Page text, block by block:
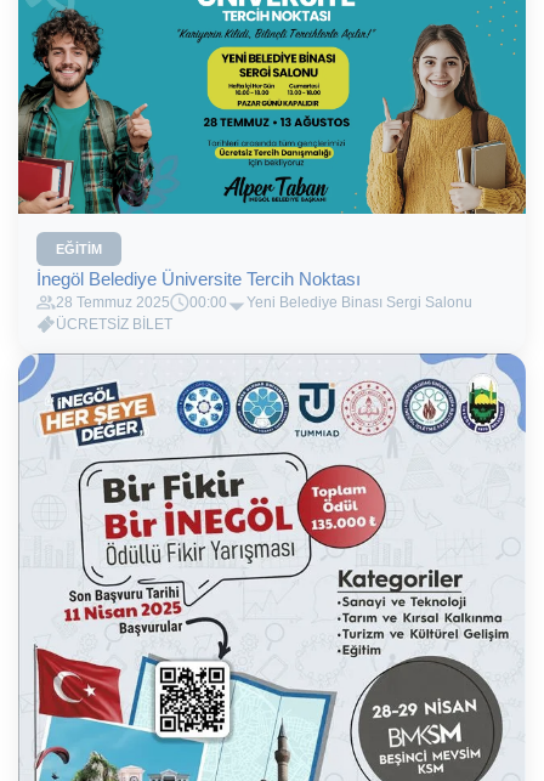
EĞITIM
İnegöl Belediye Üniversite Tercih Noktası
28 Temmuz 2025 00:00
Yeni Belediye Binası Sergi Salonu
ÜCRETSİZ BİLET